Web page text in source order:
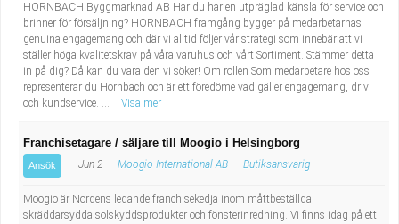
HORNBACH Byggmarknad AB Har du har en utpräglad känsla för service och
brinner för försäljning? HORNBACH framgång bygger på medarbetarnas
genuina engagemang och där vi alltid följer vår strategi som innebär att vi
ställer höga kvalitetskrav på våra varuhus och vårt Sortiment. Stämmer detta
in på dig? Då kan du vara den vi söker! Om rollen Som medarbetare hos oss
representerar du Hornbach och är ett föredöme vad gäller engagemang, driv
och kundservice. ...
Visa mer
Franchisetagare / säljare till Moogio i Helsingborg
Ansök Jun 2 Moogio International AB Butiksansvarig
Moogio är Nordens ledande franchisekedja inom måttbeställda,
skräddarsydda solskyddsprodukter och fönsterinredning. Vi finns idag på ett